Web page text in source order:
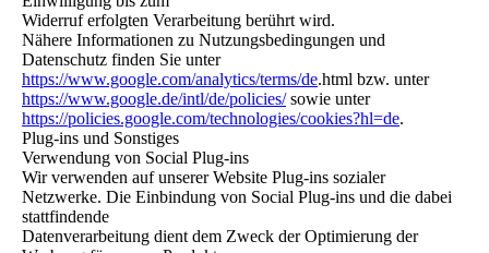
Widerruf erfolgten Verarbeitung berührt wird.
Nähere Informationen zu Nutzungsbedingungen und
Datenschutz finden Sie unter
https://www.google.com/analytics/terms/de.html bzw. unter
https://www.google.de/intl/de/policies/sowie unter
https://policies.google.com/technologies/cookies?hl=de.
Plug-ins und Sonstiges
Verwendung von Social Plug-ins
Wir verwenden auf unserer Website Plug-ins sozialer
Netzwerke. Die Einbindung von Social Plug-ins und die dabei
stattfindende
Datenverarbeitung dient dem Zweck der Optimierung der